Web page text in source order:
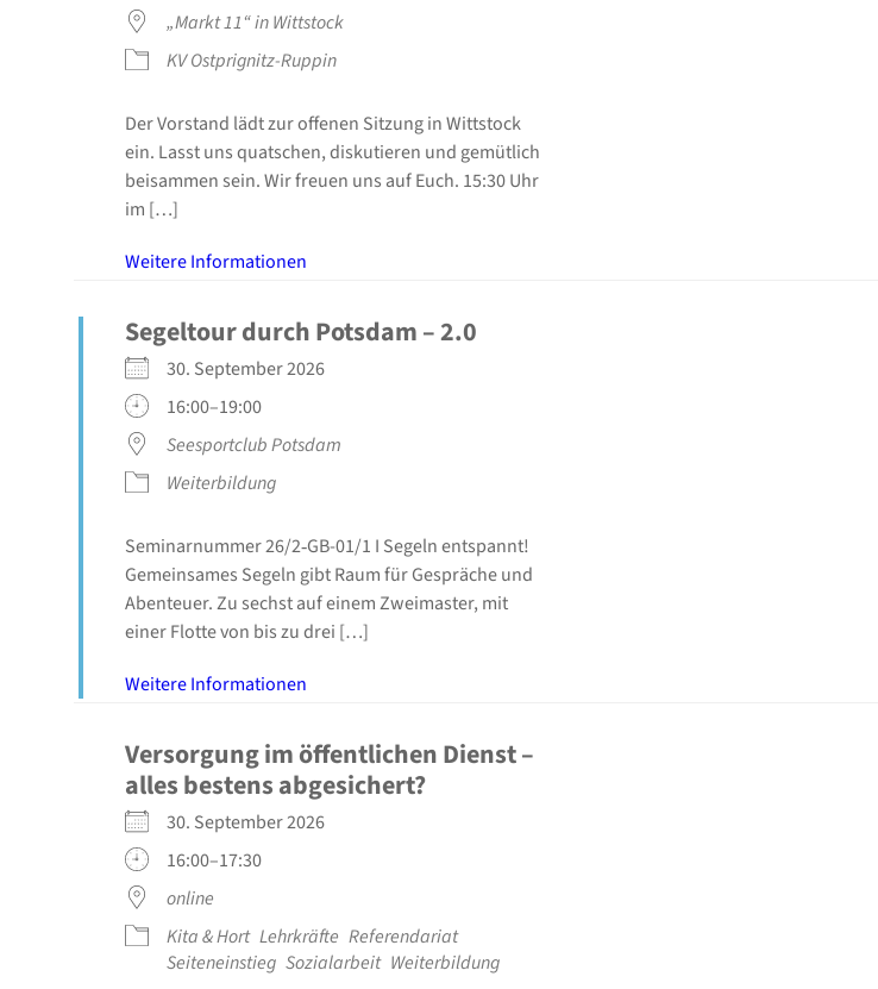
„Markt 11“ in Witt­stock
KV Ostprignitz-Ruppin
Der Vor­stand lädt zur offe­nen Sit­zung in Witt­stock
ein. Lasst uns quat­schen, dis­ku­tie­ren und gemüt­lich
bei­sam­men sein. Wir freu­en uns auf Euch. 15:30 Uhr
im […]
Wei­te­re Infor­ma­tio­nen
Segel­tour durch Pots­dam – 2.0
30. Sep­tem­ber 2026
16:00–19:00
See­s­port­club Pots­dam
Wei­ter­bil­dung
Semi­nar­num­mer 26/2‑GB-01/1 I Segeln ent­spannt!
Gemein­sa­mes Segeln gibt Raum für Gesprä­che und
Aben­teu­er. Zu sechst auf einem Zwei­mas­ter, mit
einer Flot­te von bis zu drei […]
Wei­te­re Infor­ma­tio­nen
Ver­sor­gung im öffent­li­chen Dienst –
alles bes­tens abge­si­chert?
30. Sep­tem­ber 2026
16:00–17:30
online
Kita & Hort Lehr­kräf­te Refe­ren­da­ri­at
Sei­ten­ein­stieg Sozi­al­ar­beit Wei­ter­bil­dung